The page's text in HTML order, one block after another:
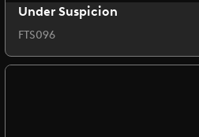
Under Suspicion
FTS096